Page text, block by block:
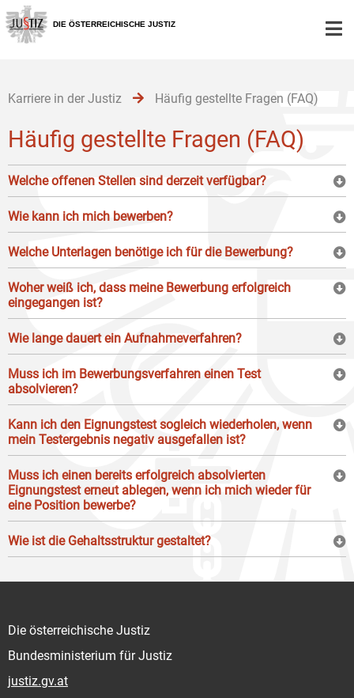
Zur
Hauptnavigation
[1]
Zum
Inhalt
[2]
Zum
Untermenü
[3]
DIE ÖSTERREICHISCHE JUSTIZ
Karriere in der Justiz Häufig gestellte Fragen (FAQ)
Häufig gestellte Fragen (FAQ)
Welche offenen Stellen sind derzeit verfügbar?
Wie kann ich mich bewerben?
Welche Unterlagen benötige ich für die Bewerbung?
Woher weiß ich, dass meine Bewerbung erfolgreich
eingegangen ist?
Wie lange dauert ein Aufnahmeverfahren?
Muss ich im Bewerbungsverfahren einen Test
absolvieren?
Kann ich den Eignungstest sogleich wiederholen, wenn
mein Testergebnis negativ ausgefallen ist?
Muss ich einen bereits erfolgreich absolvierten
Eignungstest erneut ablegen, wenn ich mich wieder für
eine Position bewerbe?
Wie ist die Gehaltsstruktur gestaltet?
Die österreichische Justiz
Bundesministerium für Justiz
justiz.gv.at